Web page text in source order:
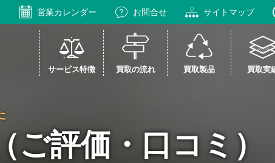
営業カレンダー お問合せ サイトマップ
サービス特徴 買取の流れ 買取製品 買取実
ご評価・口コミ）